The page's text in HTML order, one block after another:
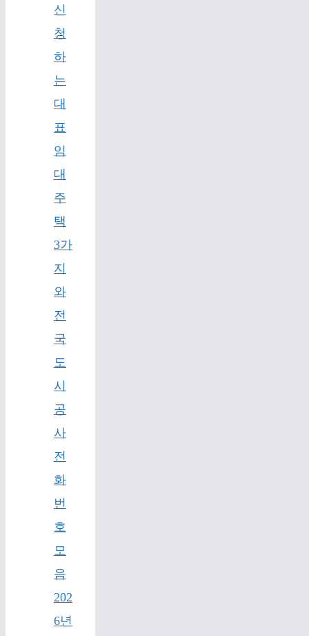
신
청
하
는
대
표
임
대
주
택
3가
지
와
전
국
도
시
공
사
전
화
번
호
모
음
202
6년